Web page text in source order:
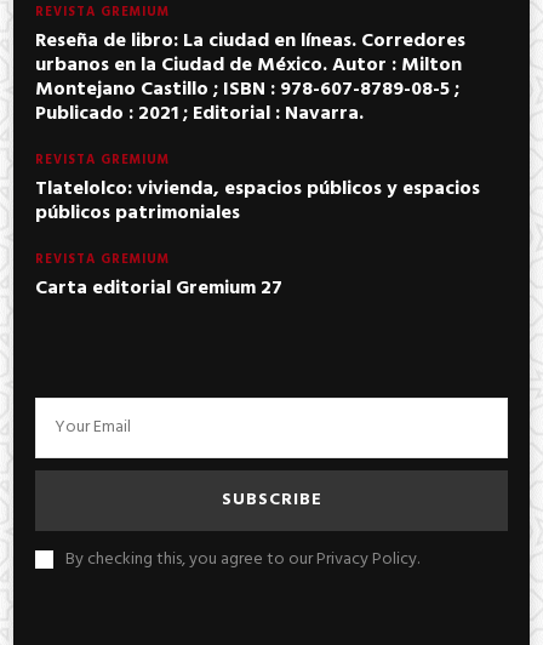
REVISTA GREMIUM
Reseña de libro: La ciudad en líneas. Corredores
urbanos en la Ciudad de México. Autor : Milton
Montejano Castillo ; ISBN : 978-607-8789-08-5 ;
Publicado : 2021 ; Editorial : Navarra.
REVISTA GREMIUM
Tlatelolco: vivienda, espacios públicos y espacios
públicos patrimoniales
REVISTA GREMIUM
Carta editorial Gremium 27
By checking this, you agree to our Privacy Policy.